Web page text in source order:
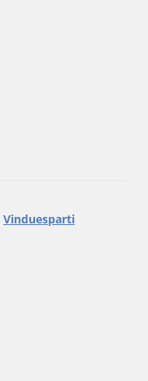
Vinduesparti